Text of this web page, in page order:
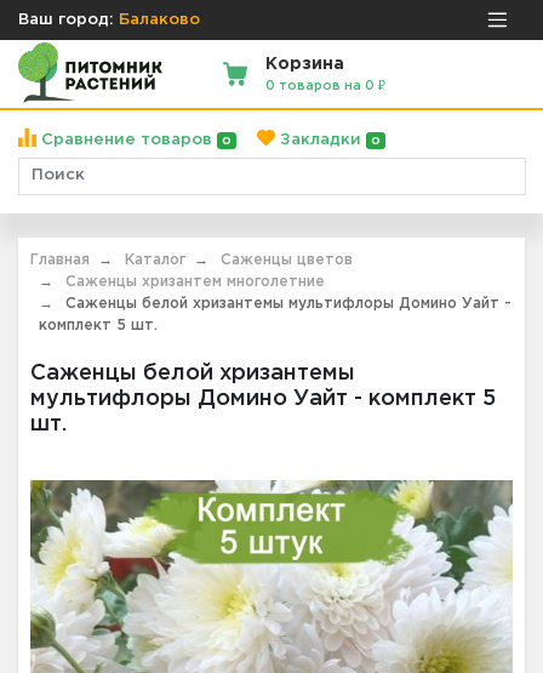
Ваш город: Балаково
Корзина
0 товаров на 0 ₽
Сравнение товаров 0 Закладки 0
Главная Каталог
Саженцы цветов
Саженцы хризантем многолетние
Саженцы белой хризантемы мультифлоры Домино Уайт -
комплект 5 шт.
Саженцы белой хризантемы
мультифлоры Домино Уайт - комплект 5
шт.